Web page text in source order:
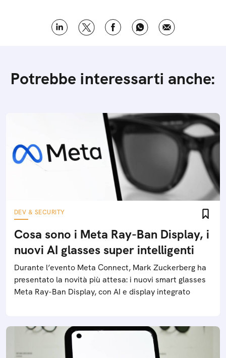
Potrebbe interessarti anche:
DEV & SECURITY
Cosa sono i Meta Ray-Ban Display, i
nuovi AI glasses super intelligenti
Durante l’evento Meta Connect, Mark Zuckerberg ha
presentato la novità più attesa: i nuovi smart glasses
Meta Ray-Ban Display, con AI e display integrato